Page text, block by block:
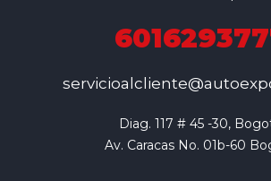
Diag. 117 # 45 -30,
Av. Caracas No. 01b-60